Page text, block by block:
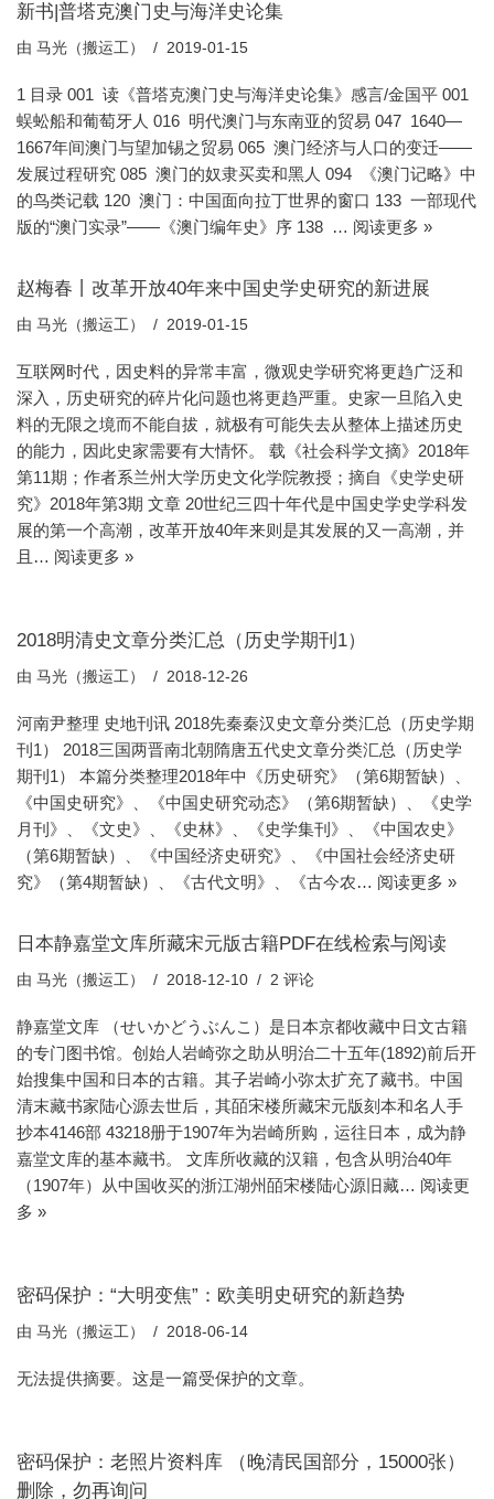
新书|普塔克澳门史与海洋史论集
由 马光（搬运工） 2019-01-15
1 目录 001 读《普塔克澳门史与海洋史论集》感言/金国平 001
蜈蚣船和葡萄牙人 016 明代澳门与东南亚的贸易 047 1640—
1667年间澳门与望加锡之贸易 065 澳门经济与人口的变迁——
发展过程研究 085 澳门的奴隶买卖和黑人 094 《澳门记略》中
的鸟类记载 120 澳门：中国面向拉丁世界的窗口 133 一部现代
版的“澳门实录”——《澳门编年史》序 138 … 阅读更多 »
赵梅春丨改革开放40年来中国史学史研究的新进展
由 马光（搬运工） 2019-01-15
互联网时代，因史料的异常丰富，微观史学研究将更趋广泛和
深入，历史研究的碎片化问题也将更趋严重。史家一旦陷入史
料的无限之境而不能自拔，就极有可能失去从整体上描述历史
的能力，因此史家需要有大情怀。 载《社会科学文摘》2018年
第11期；作者系兰州大学历史文化学院教授；摘自《史学史研
究》2018年第3期 文章 20世纪三四十年代是中国史学史学科发
展的第一个高潮，改革开放40年来则是其发展的又一高潮，并
且… 阅读更多 »
2018明清史文章分类汇总（历史学期刊1）
由 马光（搬运工） 2018-12-26
河南尹整理 史地刊讯 2018先秦秦汉史文章分类汇总（历史学期
刊1） 2018三国两晋南北朝隋唐五代史文章分类汇总（历史学
期刊1） 本篇分类整理2018年中《历史研究》（第6期暂缺）、
《中国史研究》、《中国史研究动态》（第6期暂缺）、《史学
月刊》、《文史》、《史林》、《史学集刊》、《中国农史》
（第6期暂缺）、《中国经济史研究》、《中国社会经济史研
究》（第4期暂缺）、《古代文明》、《古今农… 阅读更多 »
日本静嘉堂文库所藏宋元版古籍PDF在线检索与阅读
由 马光（搬运工） 2018-12-10 2 评论
静嘉堂文库 （せいかどうぶんこ）是日本京都收藏中日文古籍
的专门图书馆。创始人岩崎弥之助从明治二十五年(1892)前后开
始搜集中国和日本的古籍。其子岩崎小弥太扩充了藏书。中国
清末藏书家陆心源去世后，其皕宋楼所藏宋元版刻本和名人手
抄本4146部 43218册于1907年为岩崎所购，运往日本，成为静
嘉堂文库的基本藏书。 文库所收藏的汉籍，包含从明治40年
（1907年）从中国收买的浙江湖州皕宋楼陆心源旧藏… 阅读更
多 »
密码保护：“大明变焦”：欧美明史研究的新趋势
由 马光（搬运工） 2018-06-14
无法提供摘要。这是一篇受保护的文章。
密码保护：老照片资料库 （晚清民国部分，15000张）
删除，勿再询问